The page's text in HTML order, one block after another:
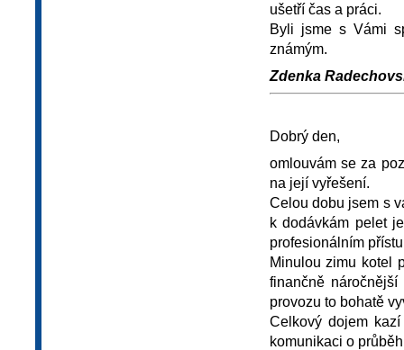
ušetří čas a práci.
Byli jsme s Vámi
známým.
Zdenka
Dobrý den,
omlouvám se za
na její vyřešení.
Celou dobu jsem s
k dodávkám pelet
profesionálním
Minulou zimu kotel
finančně
provozu to bohatě
Celkový dojem
komunikaci o